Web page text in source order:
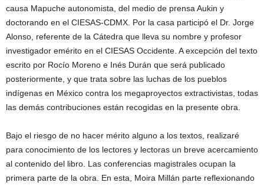
causa Mapuche autonomista, del medio de prensa Aukin y
doctorando en el CIESAS-CDMX. Por la casa participó el Dr. Jorge
Alonso, referente de la Cátedra que lleva su nombre y profesor
investigador emérito en el CIESAS Occidente. A excepción del texto
escrito por Rocío Moreno e Inés Durán que será publicado
posteriormente, y que trata sobre las luchas de los pueblos
indígenas en México contra los megaproyectos extractivistas, todas
las demás contribuciones están recogidas en la presente obra.
Bajo el riesgo de no hacer mérito alguno a los textos, realizaré
para conocimiento de los lectores y lectoras un breve acercamiento
al contenido del libro. Las conferencias magistrales ocupan la
primera parte de la obra. En esta, Moira Millán parte reflexionando